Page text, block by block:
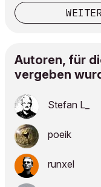
Autoren, für
vergeben
Stefan L_
poeik
runxel